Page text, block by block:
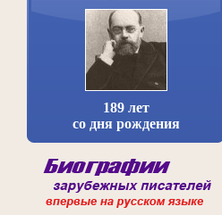
189 лет
со дня рождения